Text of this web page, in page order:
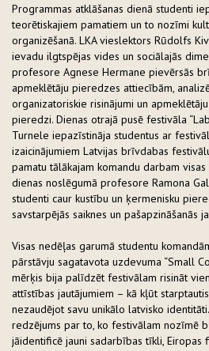
Programmas atklāšanas dienā studenti
teorētiskajiem pamatiem un to nozīmi
organizēšanā. LKA vieslektors Rūdolfs
ievadu ilgtspējas vides un sociālajās
profesore Agnese Hermane pievērsās
apmeklētāju pieredzes attiecībām,
organizatoriskie risinājumi un
pieredzi. Dienas otrajā pusē festivāla
Turnele iepazīstināja studentus ar
izaicinājumiem Latvijas brīvdabas
pamatu tālākajam komandu darbam
dienas noslēgumā profesore Ramona
studenti caur kustību un ķermenisku
savstarpējās saiknes un pašapzināšanās
Visas nedēļas garumā studentu
pārstāvju sagatavota uzdevuma “Small
mērķis bija palīdzēt festivālam risināt
attīstības jautājumiem – kā kļūt
nezaudējot savu unikālo latvisko
redzējums par to, ko festivālam nozīmē
jāidentificē jauni sadarbības tīkli, Eiropas